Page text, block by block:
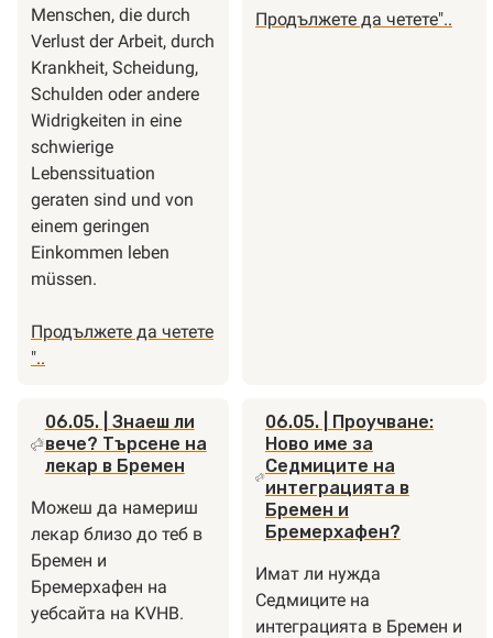
Menschen, die durch
Verlust der Arbeit, durch
Krankheit, Scheidung,
Schulden oder andere
Widrigkeiten in eine
schwierige
Lebenssituation
geraten sind und von
einem geringen
Einkommen leben
müssen.
Продължете да четете
"Kennst
schon
den
Anziehungspunkt?
"..
Продължете да четете"..
06.05.| Знаеш ли
вече? Търсене на
лекар в Бремен
Можеш да намериш
лекар близо до теб в
Бремен и
Бремерхафен на
уебсайта на KVHB.
06.05.| Проучване:
Ново име за
Седмиците на
интеграцията в
Бремен и
Бремерхафен?
Имат ли нужда
Седмиците на
интеграцията в Бремен и